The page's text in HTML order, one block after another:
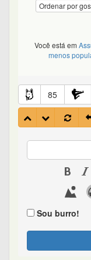
Ordenar por
Você está em
menos
85
Sou burro!